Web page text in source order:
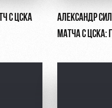
С ЦСКА
АЛЕКСАНДР
МАТЧА С ЦСКА: